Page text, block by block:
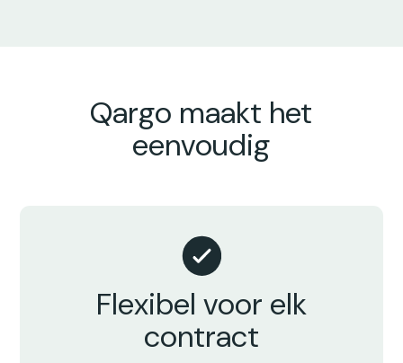
Qargo maakt het
eenvoudig
Flexibel voor elk
contract